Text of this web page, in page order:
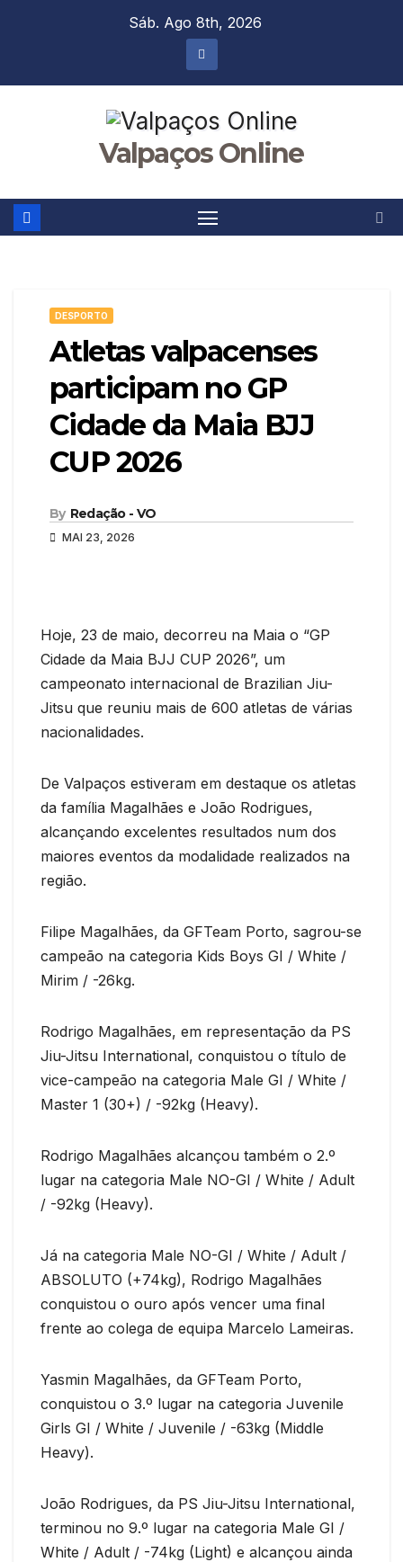
Sáb. Ago 8th, 2026
Valpaços Online
DESPORTO
Atletas valpacenses
participam no GP
Cidade da Maia BJJ
CUP 2026
By Redação - VO
MAI 23, 2026
Hoje, 23 de maio, decorreu na Maia o “GP
Cidade da Maia BJJ CUP 2026”, um
campeonato internacional de Brazilian Jiu-
Jitsu que reuniu mais de 600 atletas de várias
nacionalidades.
De Valpaços estiveram em destaque os atletas
da família Magalhães e João Rodrigues,
alcançando excelentes resultados num dos
maiores eventos da modalidade realizados na
região.
Filipe Magalhães, da GFTeam Porto, sagrou-se
campeão na categoria Kids Boys GI / White /
Mirim / -26kg.
Rodrigo Magalhães, em representação da PS
Jiu-Jitsu International, conquistou o título de
vice-campeão na categoria Male GI / White /
Master 1 (30+) / -92kg (Heavy).
Rodrigo Magalhães alcançou também o 2.º
lugar na categoria Male NO-GI / White / Adult
/ -92kg (Heavy).
Já na categoria Male NO-GI / White / Adult /
ABSOLUTO (+74kg), Rodrigo Magalhães
conquistou o ouro após vencer uma final
frente ao colega de equipa Marcelo Lameiras.
Yasmin Magalhães, da GFTeam Porto,
conquistou o 3.º lugar na categoria Juvenile
Girls GI / White / Juvenile / -63kg (Middle
Heavy).
João Rodrigues, da PS Jiu-Jitsu International,
terminou no 9.º lugar na categoria Male GI /
White / Adult / -74kg (Light) e alcançou ainda